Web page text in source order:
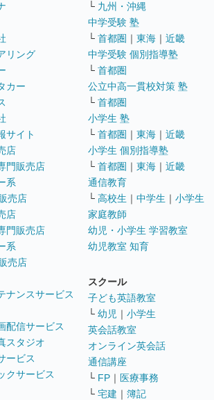
リング
カー
サイト
店
門販売店
系
売店
店
門販売店
系
売店
ナンスサービス
配信サービス
スタジオ
ービス
クサービス
└ 九州・沖縄
中学受験 塾
└ 首都圏 ｜ 東海 ｜ 近畿
中学受験 個別指導塾
└ 首都圏
公立中高一貫校対策 塾
└ 首都圏
小学生 塾
└ 首都圏 ｜ 東海 ｜ 近畿
小学生 個別指導塾
└ 首都圏 ｜ 東海 ｜ 近畿
通信教育
└ 高校生 ｜ 中学生 ｜ 小学生
家庭教師
幼児・小学生 学習教室
幼児教室 知育
スクール
子ども英語教室
└ 幼児 ｜ 小学生
英会話教室
オンライン英会話
通信講座
└ FP ｜ 医療事務
└ 宅建 ｜ 簿記